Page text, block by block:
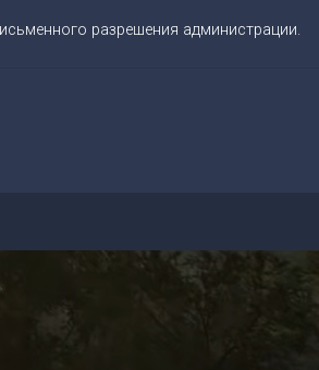
разрешения администрации.